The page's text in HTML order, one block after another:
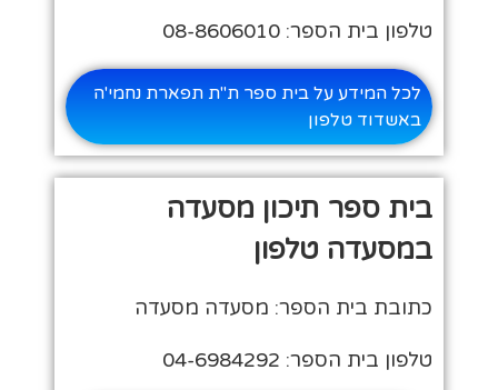
טלפון בית הספר: 08-8606010
לכל המידע על בית ספר ת"ת תפארת נחמי'ה
באשדוד טלפון
בית ספר תיכון מסעדה
במסעדה טלפון
כתובת בית הספר: מסעדה מסעדה
טלפון בית הספר: 04-6984292